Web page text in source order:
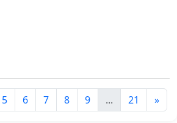
5 6 7 8 9 ... 21 »